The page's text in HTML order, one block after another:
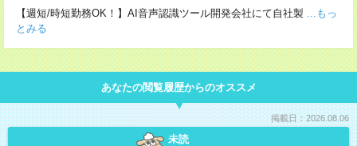
【週短/時短勤務OK！】AI音声認識ツール開発会社にて自社製 ...もっ
とみる
あなたの閲覧履歴からのオススメ
掲載日：2026.08.06
未読